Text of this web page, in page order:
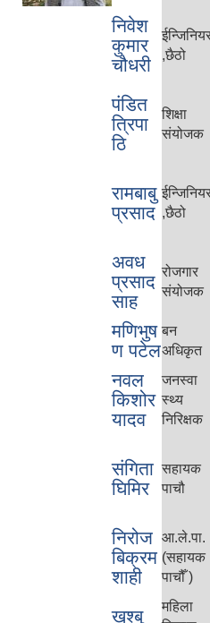
निवेश
कुमार
चौधरी
,छैठो
पंडित
त्रिपा
ठि
शिक्षा
संयोजक
रामबाबु
प्रसाद ,छैठो
अवध
प्रसाद
साह
रोजगार
संयोजक
मणिभुष
ण पटेल
बन
अधिकृत
नवल
किशोर
यादव
जनस्वा
स्थ्य
निरिक्षक
संगिता
घिमिर
सहायक
पाचौ
निरोज
बिक्रम
शाही
आ.ले.पा.
(सहायक
पाचौँ )
खुश्बु
महिला